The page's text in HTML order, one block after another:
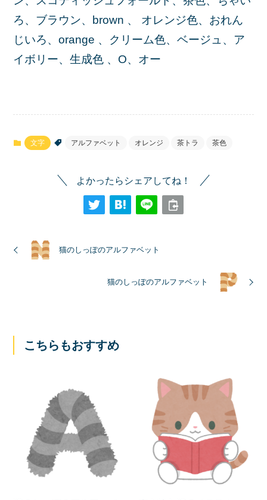
ろ、ブラウン、brown 、 オレンジ色、おれん
じいろ、orange 、クリーム色、ベージュ、ア
イボリー、生成色 、O、オー
文字 アルファベット オレンジ 茶トラ 茶色
よかったらシェアしてね！
猫のしっぽのアルファベット
猫のしっぽのアルファベット
こちらもおすすめ